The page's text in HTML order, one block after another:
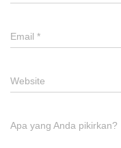
Email *
Website
Apa yang Anda pikirkan?